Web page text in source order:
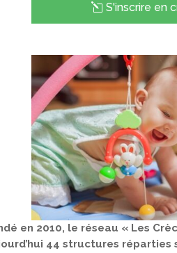
S'inscrire en
en 2010, le réseau « Les
44 structures réparties